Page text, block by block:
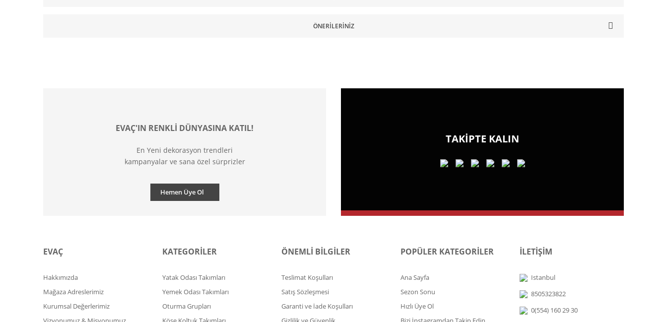
ÖNERILERINIZ
EVAÇ'IN RENKLİ DÜNYASINA KATIL!
En Yeni dekorasyon trendleri
kampanyalar ve sana özel sürprizler
Hemen Üye Ol
TAKİPTE KALIN
EVAÇ
Hakkımızda
Mağaza Adreslerimiz
Kurumsal Değerlerimiz
KATEGORİLER
Yatak Odası Takımları
Yemek Odası Takımları
Oturma Grupları
ÖNEMLİ BİLGİLER
Teslimat Koşulları
Satış Sözleşmesi
Garanti ve İade Koşulları
POPÜLER KATEGORİLER
Ana Sayfa
Sezon Sonu
Hızlı Üye Ol
İLETİŞİM
Istanbul
8505323822
0(554) 160 29 30